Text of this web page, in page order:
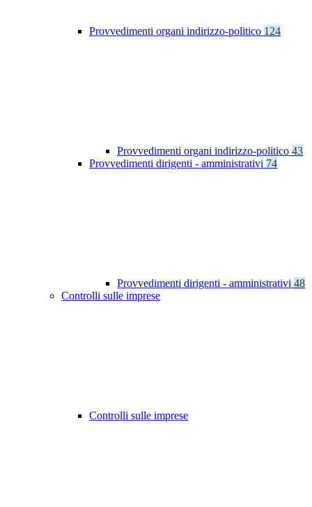
Provvedimenti organi indirizzo-politico 124
Provvedimenti organi indirizzo-politico 43
Provvedimenti dirigenti - amministrativi 74
Provvedimenti dirigenti - amministrativi 48
Controlli sulle imprese
Controlli sulle imprese